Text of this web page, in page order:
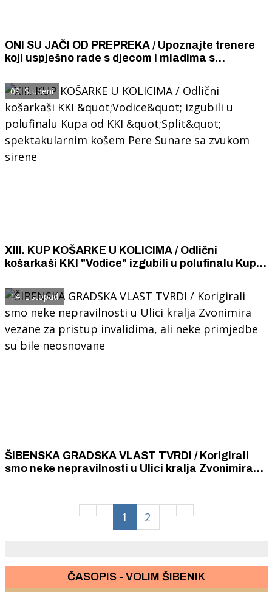
ONI SU JAČI OD PREPREKA / Upoznajte trenere
koji uspješno rade s djecom i mladima s
09. Studeni
XIII. KUP KOŠARKE U KOLICIMA / Odlični
košarkaši KKI "Vodice" izgubili u polufinalu Kupa
sa zvukom sirene
14. Listopad
ŠIBENSKA GRADSKA VLAST TVRDI / Korigirali
smo neke nepravilnosti u Ulici kralja Zvonimira
1 2
ČASOPIS - VOLIM ŠIBENIK